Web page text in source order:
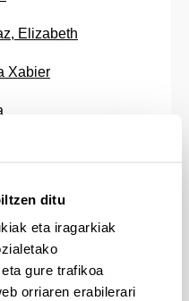
ditu
eta iragarkiak
gure trafikoa
orriaren erabilerari
Elizabeth
Xabier